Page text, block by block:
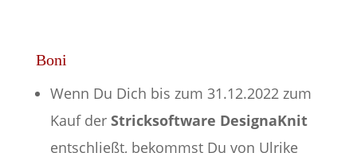
Boni
Wenn Du Dich bis zum 31.12.2022 zum
Kauf derStricksoftware DesignaKnit
entschließt, bekommst Du von Ulrike